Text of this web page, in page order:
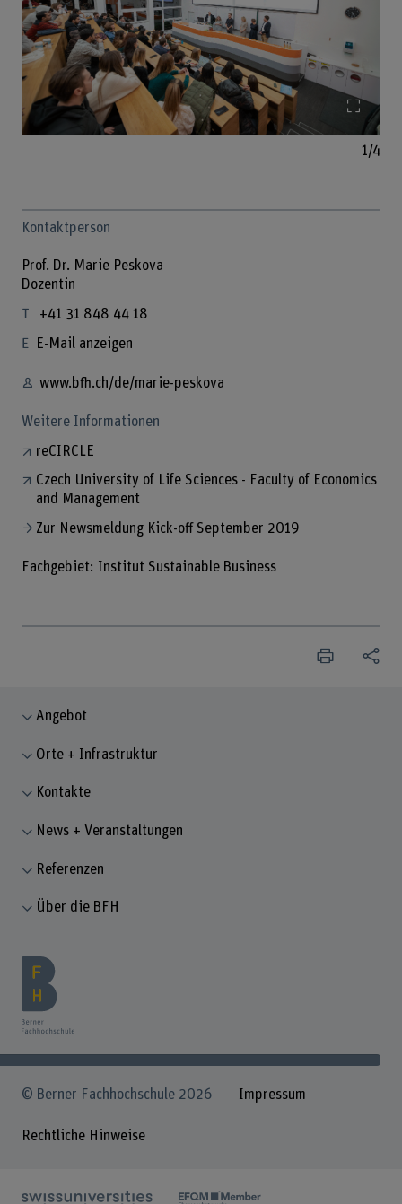
Bild
1/4
Kontaktperson
Prof. Dr. Marie Peskova
Dozentin
+41 31 848 44 18
E-Mail anzeigen
www.bfh.ch/de/marie-peskova
Weitere Informationen
reCIRCLE
Czech University of Life Sciences - Faculty of Economics
and Management
Zur Newsmeldung Kick-off September 2019
Fachgebiet: Institut Sustainable Business
Angebot
Orte + Infrastruktur
Kontakte
News + Veranstaltungen
Referenzen
Über die BFH
© Berner Fachhochschule 2026 Impressum
Rechtliche Hinweise